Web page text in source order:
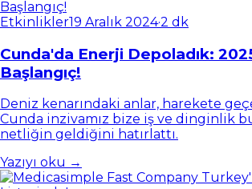
Etkinlikler19 Aralık 2024·2 dk
Cunda'da Enerji Depoladık:
Başlangıç!
Deniz kenarındaki anlar, harekete
Cunda inzivamız bize iş ve dinginlik
netliğin geldiğini hatırlattı.
Yazıyı oku →